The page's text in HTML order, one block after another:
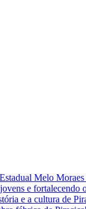
Melo
e fortalecendo
e a cultura de